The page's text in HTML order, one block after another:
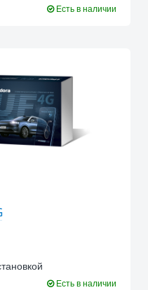
Есть в наличии
Есть в наличии